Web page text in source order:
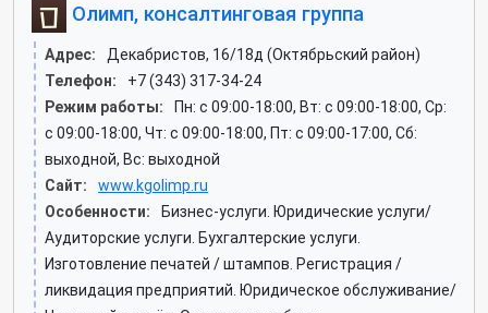
Олимп, консалтинговая группа
Адрес:
Декабристов, 16/18д (Октябрьский район)
Телефон:
+7 (343) 317-34-24
Режим работы:
Пн: c 09:00-18:00, Вт: c 09:00-18:00, Ср:
c 09:00-18:00, Чт: c 09:00-18:00, Пт: c 09:00-17:00, Сб:
выходной, Вс: выходной
Сайт:
www.kgolimp.ru
Особенности:
Бизнес-услуги. Юридические услуги/
Аудиторские услуги. Бухгалтерские услуги.
Изготовление печатей / штампов. Регистрация /
ликвидация предприятий. Юридическое обслуживание/